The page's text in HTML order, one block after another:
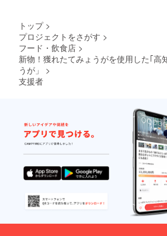
トップ >
プロジェクトをさがす >
フード・飲食店 >
新物！獲れたてみょうがを使用した｢高
うが」
>
支援者